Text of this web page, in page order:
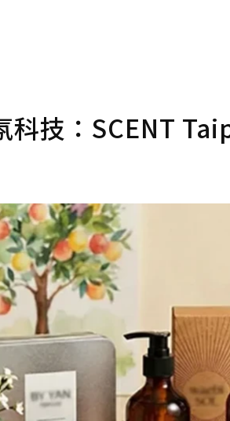
科技：SCENT